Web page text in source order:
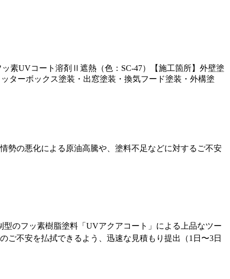
素UVコート溶剤Ⅱ遮熱（色：SC-47）【施工箇所】外壁塗
ターボックス塗装・出窓塗装・換気フード塗装・外構塗
勢の悪化による原油高騰や、塗料不足などに対するご不安
のフッ素樹脂塗料「UVアクアコート」による上品なツー
ご不安を払拭できるよう、迅速な見積もり提出（1日〜3日